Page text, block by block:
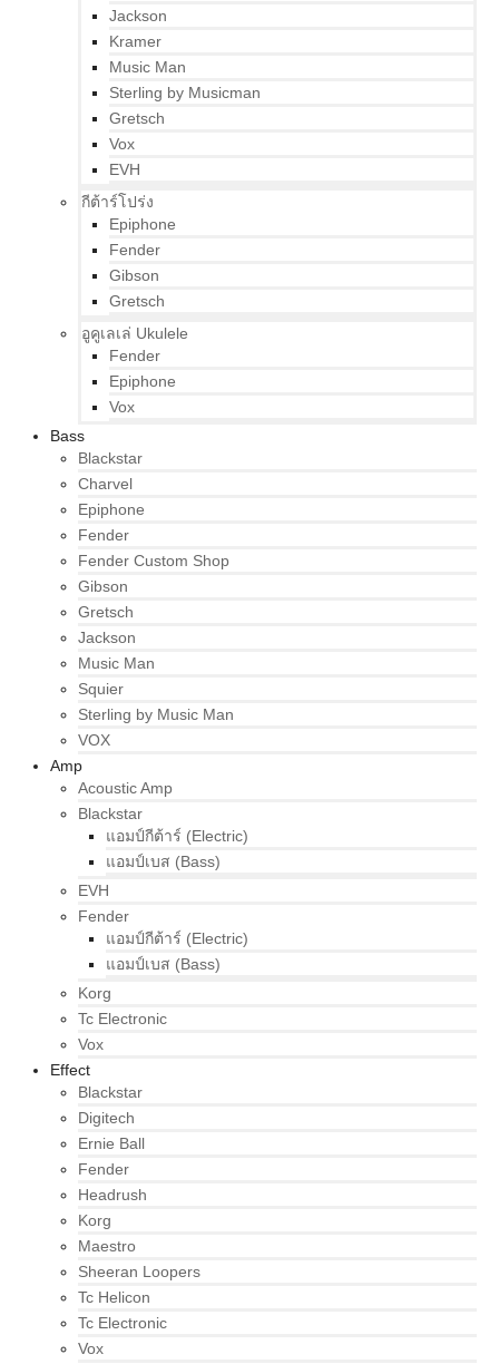
Jackson
Kramer
Music Man
Sterling by Musicman
Gretsch
Vox
EVH
กีต้าร์โปร่ง
Epiphone
Fender
Gibson
Gretsch
อูคูเลเล่ Ukulele
Fender
Epiphone
Vox
Bass
Blackstar
Charvel
Epiphone
Fender
Fender Custom Shop
Gibson
Gretsch
Jackson
Music Man
Squier
Sterling by Music Man
VOX
Amp
Acoustic Amp
Blackstar
แอมป์กีต้าร์ (Electric)
แอมป์เบส (Bass)
EVH
Fender
แอมป์กีต้าร์ (Electric)
แอมป์เบส (Bass)
Korg
Tc Electronic
Vox
Effect
Blackstar
Digitech
Ernie Ball
Fender
Headrush
Korg
Maestro
Sheeran Loopers
Tc Helicon
Tc Electronic
Vox